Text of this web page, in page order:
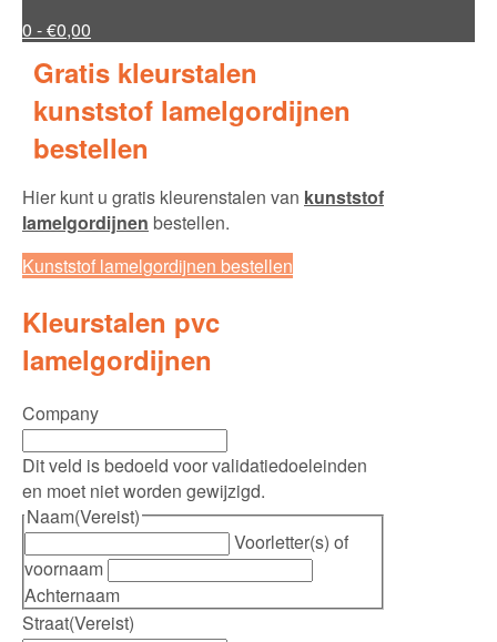
0 - €0,00
Gratis kleurstalen
kunststof lamelgordijnen
bestellen
Hier kunt u gratis kleurenstalen van kunststof
lamelgordijnen bestellen.
Kunststof lamelgordijnen bestellen
Kleurstalen pvc
lamelgordijnen
Company
Dit veld is bedoeld voor validatiedoeleinden
en moet niet worden gewijzigd.
Naam(Vereist)
Voorletter(s) of
voornaam
Achternaam
Straat(Vereist)